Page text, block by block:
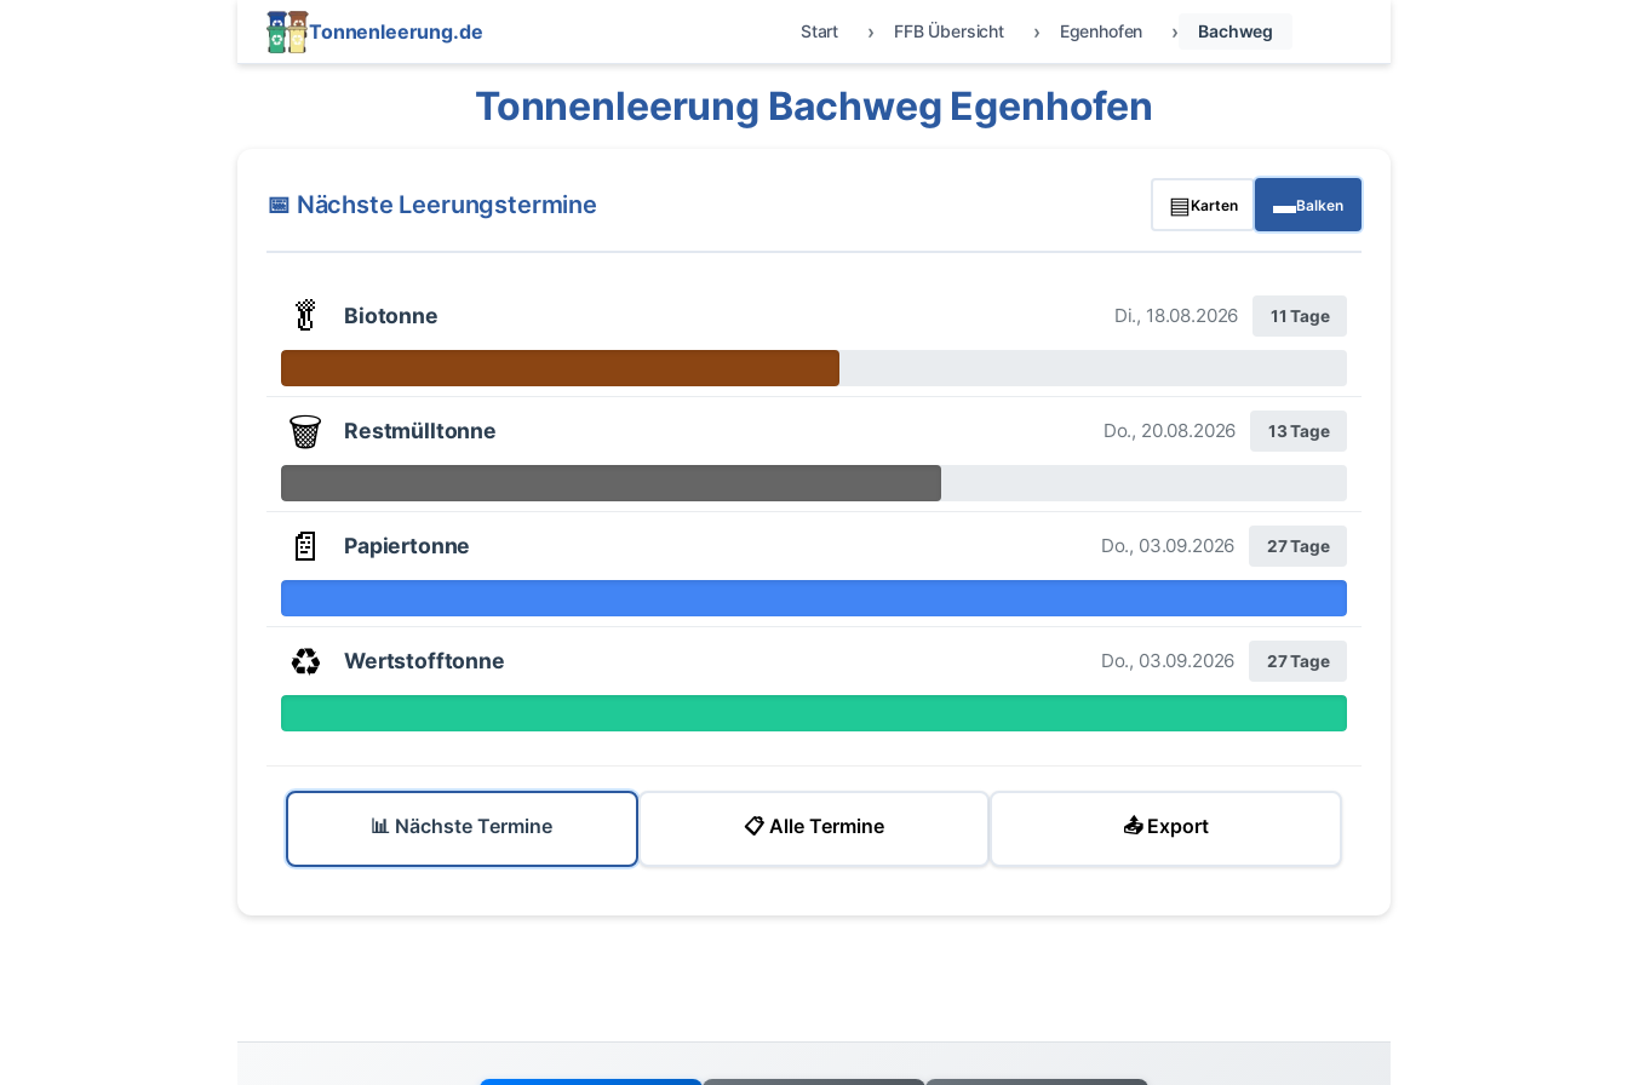
Tonnenleerung.de Start FFB Übersicht Egenhofen Bachweg
Tonnenleerung Bachweg Egenhofen
📅 Nächste Leerungstermine ▤Karten ▬Balken
🥬 Biotonne Di., 18.08.2026 11 Tage
🗑️ Restmülltonne Do., 20.08.2026 13 Tage
📄 Papiertonne Do., 03.09.2026 27 Tage
♻️ Wertstofftonne Do., 03.09.2026 27 Tage
📊 Nächste Termine 📋 Alle Termine 📤 Export